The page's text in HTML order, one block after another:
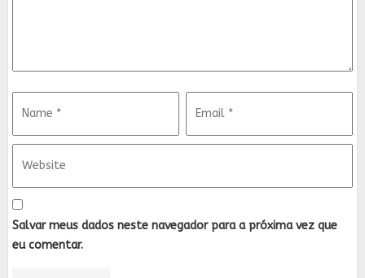
Salvar meus dados neste navegador para a próxima vez que
eu comentar.